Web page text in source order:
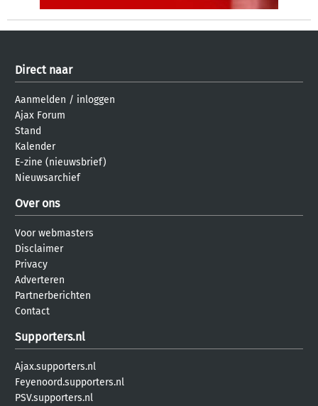
Direct naar
Aanmelden / inloggen
Ajax Forum
Stand
Kalender
E-zine (nieuwsbrief)
Nieuwsarchief
Over ons
Voor webmasters
Disclaimer
Privacy
Adverteren
Partnerberichten
Contact
Supporters.nl
Ajax.supporters.nl
Feyenoord.supporters.nl
PSV.supporters.nl